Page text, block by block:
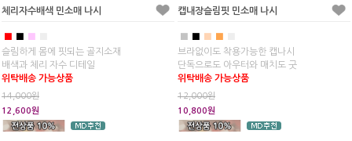
체리자수배색 민소매 나시
■ ■ ■
슬림하게 몸에 핏되는 골지소재
배색과 체리 자수 디테일
위탁배송 가능상품
14,000원
12,600원
캡내장슬림핏 민소매 나시
■ ■ ■ ■
브라없이도 착용가능한 캡나시
단독으로도 아우터와 매치도 굿
위탁배송 가능상품
12,000원
10,800원